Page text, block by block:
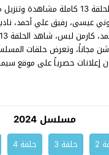
عيسى، رفيق علي أحمد،
مجاناً، وتعرض حلقات
مسلسل 2024
2 حلقة 3 حلقة 4